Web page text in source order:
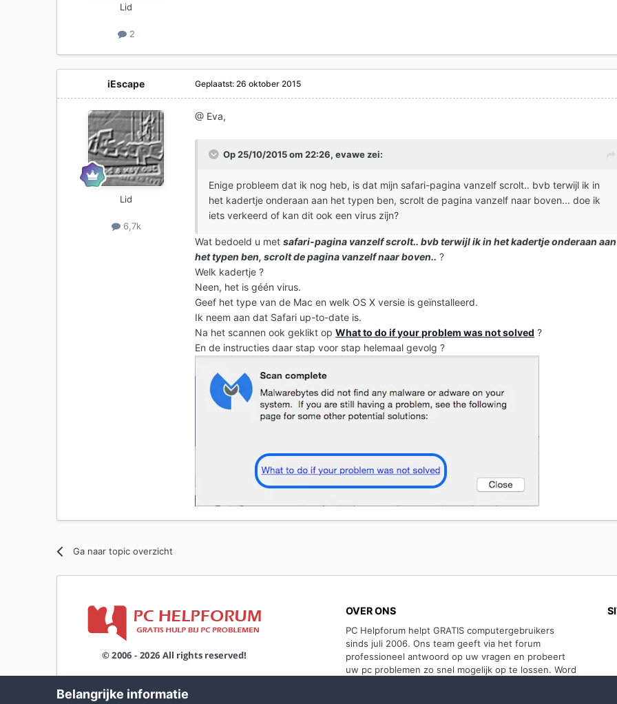
Lid
2
iEscape
Lid
6,7k
Geplaatst: 26 oktober 2015
@ Eva,
Op 25/10/2015 om 22:26, evawe zei:
Enige probleem dat ik nog heb, is dat mijn safari-pagina vanzelf scrolt.. bvb terwijl ik in
het kadertje onderaan aan het typen ben, scrolt de pagina vanzelf naar boven... doe ik
iets verkeerd of kan dit ook een virus zijn?
Wat bedoeld u metsafari-pagina vanzelf scrolt.. bvb terwijl ik in het kadertje onderaan aan
het typen ben, scrolt de pagina vanzelf naar boven.. ?
Welk kadertje ?
Neen, het is géén virus.
Geef het type van de Mac en welk OS X versie is geïnstalleerd.
Ik neem aan dat Safari up-to-date is.
Na het scannen ook geklikt opWhat to do if your problem was not solved ?
En de instructies daar stap voor stap helemaal gevolg ?
Ga naar topic overzicht
OVER ONS
PC Helpforum helpt GRATIS computergebruikers
sinds juli 2006. Ons team geeft via het forum
professioneel antwoord op uw vragen en probeert
uw pc problemen zo snel mogelijk op te lossen. Word
Belangrijke informatie